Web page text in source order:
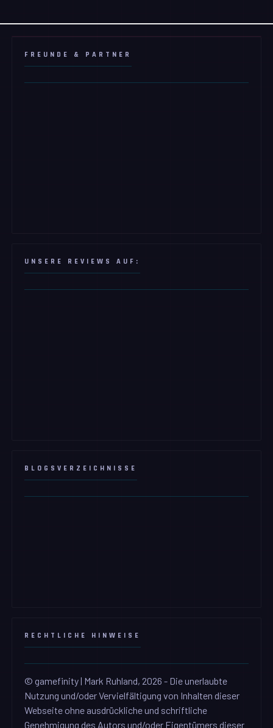
FREUNDE & PARTNER
UNSERE REVIEWS AUF:
BLOGSVERZEICHNISSE
RECHTLICHE HINWEISE
© gamefinity | Mark Ruhland, 2026 - Die unerlaubte
Nutzung und/oder Vervielfältigung von Inhalten dieser
Webseite ohne ausdrückliche und schriftliche
Genehmigung des Autors und/oder Eigentümers dieser